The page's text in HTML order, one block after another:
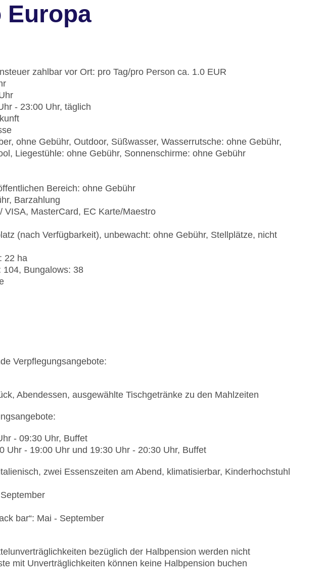
Europa
zahlbar vor Ort: pro Tag/pro Person ca. 1.0 EUR
- 23:00 Uhr, täglich
ohne Gebühr, Outdoor, Süßwasser, Wasserrutsche: ohne Gebühr,
Liegestühle: ohne Gebühr, Sonnenschirme: ohne Gebühr
Bereich: ohne Gebühr
Barzahlung
VISA, MasterCard, EC Karte/Maestro
(nach Verfügbarkeit), unbewacht: ohne Gebühr, Stellplätze, nicht
22 ha
104, Bungalows: 38
Verpflegungsangebote:
Abendessen, ausgewählte Tischgetränke zu den Mahlzeiten
- 09:30 Uhr, Buffet
Uhr - 19:00 Uhr und 19:30 Uhr - 20:30 Uhr, Buffet
zwei Essenszeiten am Abend, klimatisierbar, Kinderhochstuhl
bar“: Mai - September
bezüglich der Halbpension werden nicht
mit Unverträglichkeiten können keine Halbpension buchen